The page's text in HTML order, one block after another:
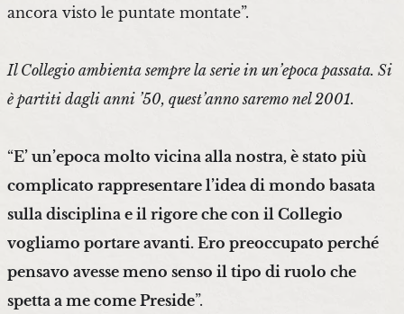
ancora visto le puntate montate”.
Il Collegio ambienta sempre la serie in un’epoca passata. Si
è partiti dagli anni ’50, quest’anno saremo nel 2001.
“E’ un’epoca molto vicina alla nostra, è stato più
complicato rappresentare l’idea di mondo basata
sulla disciplina e il rigore che con il Collegio
vogliamo portare avanti. Ero preoccupato perché
pensavo avesse meno senso il tipo di ruolo che
spetta a me come Preside”.